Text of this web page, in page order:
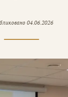
04.06.2026